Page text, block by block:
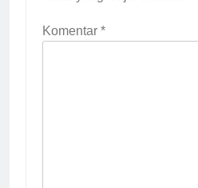
Komentar *